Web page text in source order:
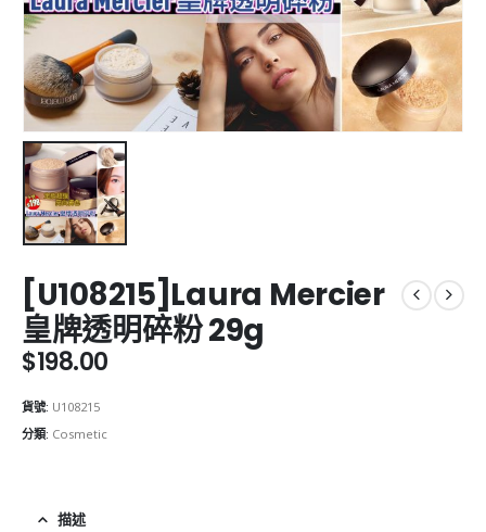
[U108215]Laura Mercier
皇牌透明碎粉 29g
$198.00
貨號: U108215
分類: Cosmetic
描述